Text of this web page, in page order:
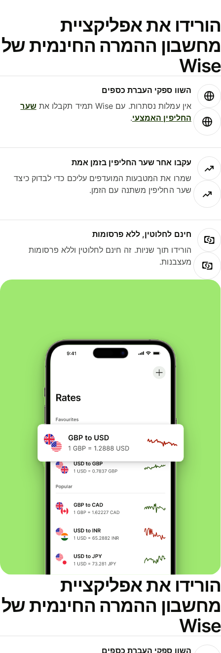
את אפליקציית
ההמרה החינמית של
השוו ספקי העברת כספים
אין עמלות נסתרות. עם Wise תמיד תקבלו את
שער
החליפין האמצעי.
עקבו אחר שער החליפין בזמן אמת
שמרו את המטבעות המועדפים עליכם כדי לבדוק כיצד
שער החליפין משתנה עם הזמן.
חינם לחלוטין, ללא פרסומות
הורידו תוך שניות. זה חינם לחלוטין וללא פרסומות
מעצבנות.
את אפליקציית
ההמרה החינמית של
השוו ספקי העברת כספים